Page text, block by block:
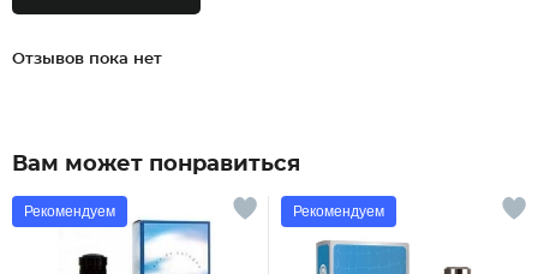
Отзывов пока нет
Вам может понравиться
Рекомендуем Рекомендуем